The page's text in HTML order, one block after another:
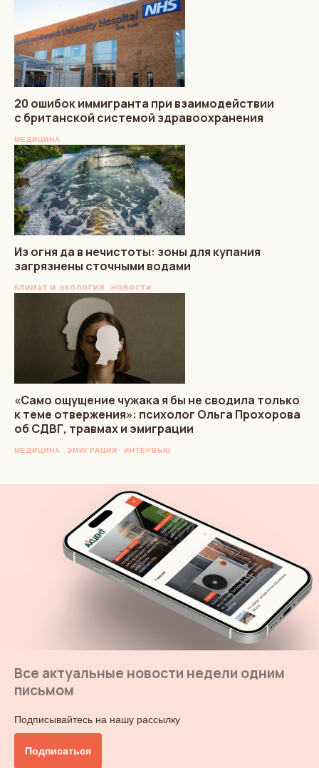
20 ошибок иммигранта при взаимодействии
с британской системой здравоохранения
МЕДИЦИНА
Из огня да в нечистоты: зоны для купания
загрязнены сточными водами
КЛИМАТ И ЭКОЛОГИЯ НОВОСТИ
«Само ощущение чужака я бы не сводила только
к теме отвержения»: психолог Ольга Прохорова
об СДВГ, травмах и эмиграции
МЕДИЦИНА ЭМИГРАЦИЯ ИНТЕРВЬЮ
Все актуальные новости недели одним
письмом
Подписывайтесь на нашу рассылку
Подписаться